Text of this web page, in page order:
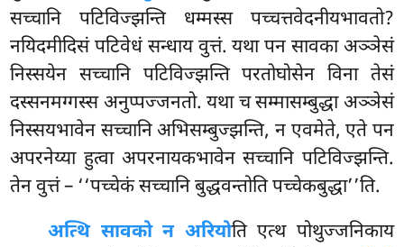
सच्चानि पटिविज्झन्ति धम्मस्स पच्चत्तवेदनीयभावतो?
नयिदमीदिसं पटिवेधं सन्धाय वुत्तं. यथा पन सावका अञ्ञेसं
निस्सयेन सच्चानि पटिविज्झन्ति परतोघोसेन विना तेसं
दस्सनमग्गस्स अनुप्पज्जनतो. यथा च सम्मासम्बुद्धा अञ्ञेसं
निस्सयभावेन सच्चानि अभिसम्बुज्झन्ति, न एवमेते, एते पन
अपरनेय्या हुत्वा अपरनायकभावेन सच्चानि पटिविज्झन्ति.
तेन वुत्तं – ‘‘पच्चेकं सच्चानि बुद्धवन्तोति पच्चेकबुद्धा’’ति.
अत्थि सावको न अरियोति एत्थ पोथुज्जनिकाय